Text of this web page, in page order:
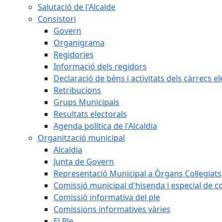
Salutació de l'Alcalde
Consistori
Govern
Organigrama
Regidories
Informació dels regidors
Declaració de béns i activitats dels càrrecs
Retribucions
Grups Municipals
Resultats electorals
Agenda política de l'Alcaldia
Organització municipal
Alcaldia
Junta de Govern
Representació Municipal a Òrgans Col·legiats
Comissió municipal d'hisenda i especial de
Comissió informativa del ple
Comissions informatives vàries